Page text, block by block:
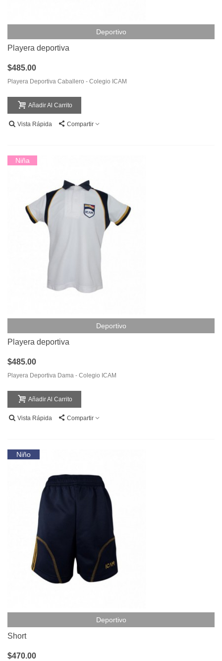
Deportivo
Playera deportiva
$485.00
Playera Deportiva Caballero - Colegio ICAM
Añadir Al Carrito
Vista Rápida Compartir
Niña
Deportivo
Playera deportiva
$485.00
Playera Deportiva Dama - Colegio ICAM
Añadir Al Carrito
Vista Rápida Compartir
Niño
Deportivo
Short
$470.00